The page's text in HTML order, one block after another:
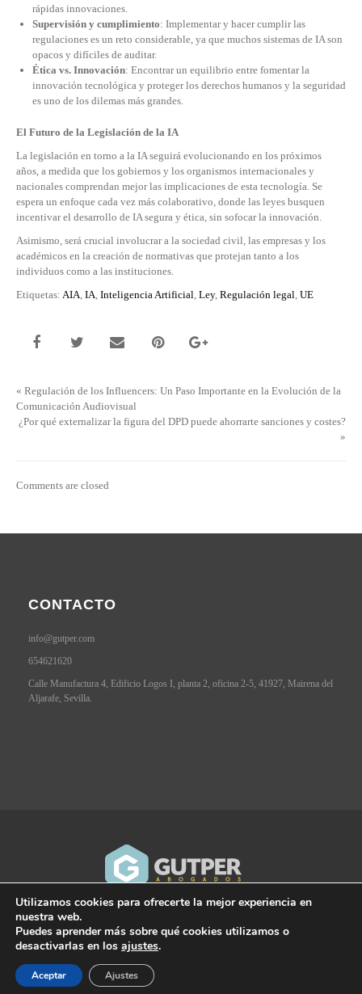
rápidas innovaciones.
Supervisión y cumplimiento: Implementar y hacer cumplir las
regulaciones es un reto considerable, ya que muchos sistemas de IA son
opacos y difíciles de auditar.
Ética vs. Innovación: Encontrar un equilibrio entre fomentar la
innovación tecnológica y proteger los derechos humanos y la seguridad
es uno de los dilemas más grandes.
El Futuro de la Legislación de la IA
La legislación en torno a la IA seguirá evolucionando en los próximos
años, a medida que los gobiernos y los organismos internacionales y
nacionales comprendan mejor las implicaciones de esta tecnología. Se
espera un enfoque cada vez más colaborativo, donde las leyes busquen
incentivar el desarrollo de IA segura y ética, sin sofocar la innovación.
Asimismo, será crucial involucrar a la sociedad civil, las empresas y los
académicos en la creación de normativas que protejan tanto a los
individuos como a las instituciones.
Etiquetas: AIA, IA, Inteligencia Artificial, Ley, Regulación legal, UE
« Regulación de los Influencers: Un Paso Importante en la Evolución de la
Comunicación Audiovisual
¿Por qué externalizar la figura del DPD puede ahorrarte sanciones y costes?
»
Comments are closed
CONTACTO
info@gutper.com
654621620
Calle Manufactura 4, Edificio Logos I, planta 2, oficina 2-5, 41927, Mairena del
Aljarafe, Sevilla.
GUTPER Abogados.
Aviso Legal.
Política de privacidad.
Mobile version:
Utilizamos cookies para ofrecerte la mejor experiencia en
nuestra web.
Puedes aprender más sobre qué cookies utilizamos o
desactivarlas en los ajustes.
Aceptar Ajustes